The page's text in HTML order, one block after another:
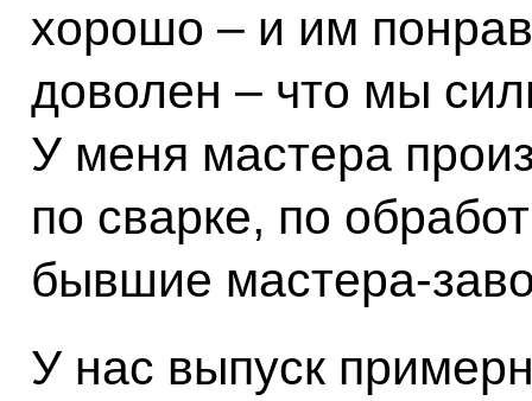
хорошо – и им
доволен – что мы
У меня мастера
по сварке, по
бывшие мастера-
У нас выпуск